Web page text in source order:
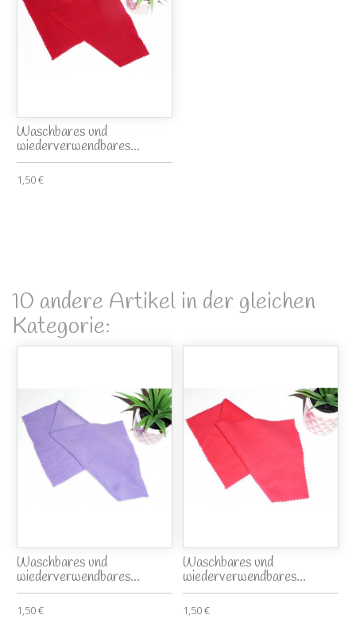
Waschbares und
wiederverwendbares...
1,50 €
10 andere Artikel in der gleichen
Kategorie:
Waschbares und
wiederverwendbares...
1,50 €
Waschbares und
wiederverwendbares...
1,50 €